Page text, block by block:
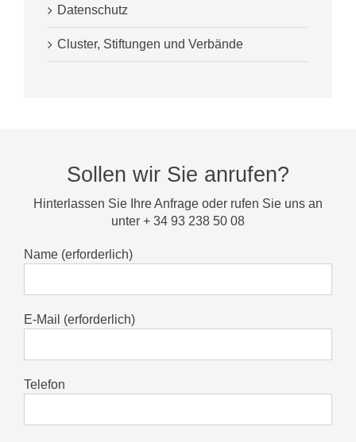
Datenschutz
Cluster, Stiftungen und Verbände
Sollen wir Sie anrufen?
Hinterlassen Sie Ihre Anfrage oder rufen Sie uns an
unter + 34 93 238 50 08
Name (erforderlich)
E-Mail (erforderlich)
Telefon